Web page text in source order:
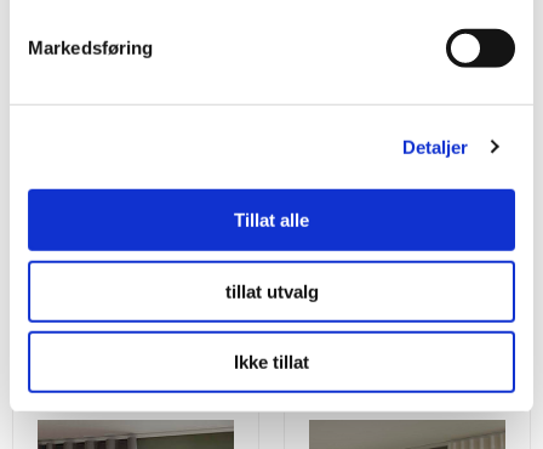
Markedsføring
Detaljer
Tillat alle
tillat utvalg
Ikke tillat
Levering og returnering
Utforsk våre andre gardiner